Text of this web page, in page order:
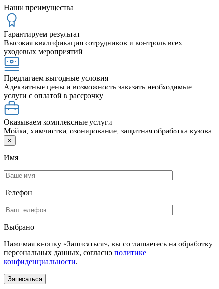
Наши преимущества
Гарантируем результат
Высокая квалификация сотрудников и контроль всех
уходовых мероприятий
Предлагаем выгодные условия
Адекватные цены и возможность заказать необходимые
услуги с оплатой в рассрочку
Оказываем комплексные услуги
Мойка, химчистка, озонирование, защитная обработка кузова
×
Имя
Телефон
Выбрано
Нажимая кнопку «Записаться», вы соглашаетесь на обработку
персональных данных, согласно политике
конфиденциальности.